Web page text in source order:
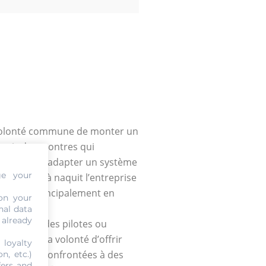
commune de monter un
des montres qui
dit, adapter un système
De là naquit l’entreprise
principalement en
des pilotes ou
par la volonté d’offrir
et confrontées à des
your
your
data
loyalty
etc.)